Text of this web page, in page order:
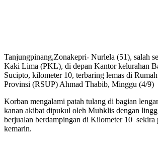
Tanjungpinang,Zonakepri- Nurlela (51), salah
Kaki Lima (PKL), di depan Kantor kelurahan
Sucipto, kilometer 10, terbaring lemas di
Provinsi (RSUP) Ahmad Thabib, Minggu (4/9)
Korban mengalami patah tulang di bagian
kanan akibat dipukul oleh Muhklis dengan
berjualan berdampingan di Kilometer 10
kemarin.